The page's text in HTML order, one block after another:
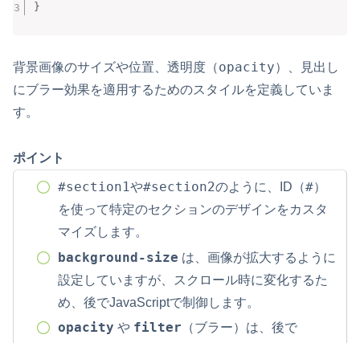
}
背景画像のサイズや位置、透明度（opacity）、見出し
にブラー効果を適用するためのスタイルを定義していま
す。
ポイント
#section1や#section2のように、ID（#）
を使って特定のセクションのデザインをカスタ
マイズします。
background-size は、画像が拡大するように
設定していますが、スクロール時に変化するた
め、後でJavaScriptで制御します。
opacity や filter （ブラー）は、後で